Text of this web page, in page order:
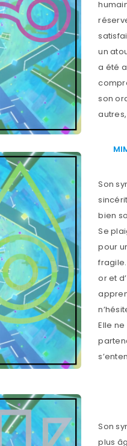
un
a été
son
Son
bien
Se
pour
or et
Elle
Son
plus